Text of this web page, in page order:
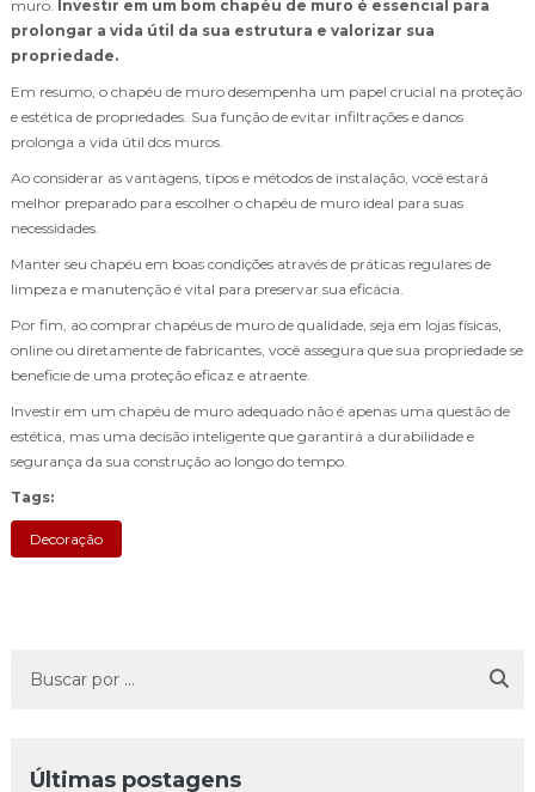
muro.
Investir em um bom chapéu de muro é essencial para
prolongar a vida útil da sua estrutura e valorizar sua
propriedade.
Em resumo, o chapéu de muro desempenha um papel crucial na proteção
e estética de propriedades. Sua função de evitar infiltrações e danos
prolonga a vida útil dos muros.
Ao considerar as vantagens, tipos e métodos de instalação, você estará
melhor preparado para escolher o chapéu de muro ideal para suas
necessidades.
Manter seu chapéu em boas condições através de práticas regulares de
limpeza e manutenção é vital para preservar sua eficácia.
Por fim, ao comprar chapéus de muro de qualidade, seja em lojas físicas,
online ou diretamente de fabricantes, você assegura que sua propriedade se
beneficie de uma proteção eficaz e atraente.
Investir em um chapéu de muro adequado não é apenas uma questão de
estética, mas uma decisão inteligente que garantirá a durabilidade e
segurança da sua construção ao longo do tempo.
Tags:
Decoração
Últimas postagens